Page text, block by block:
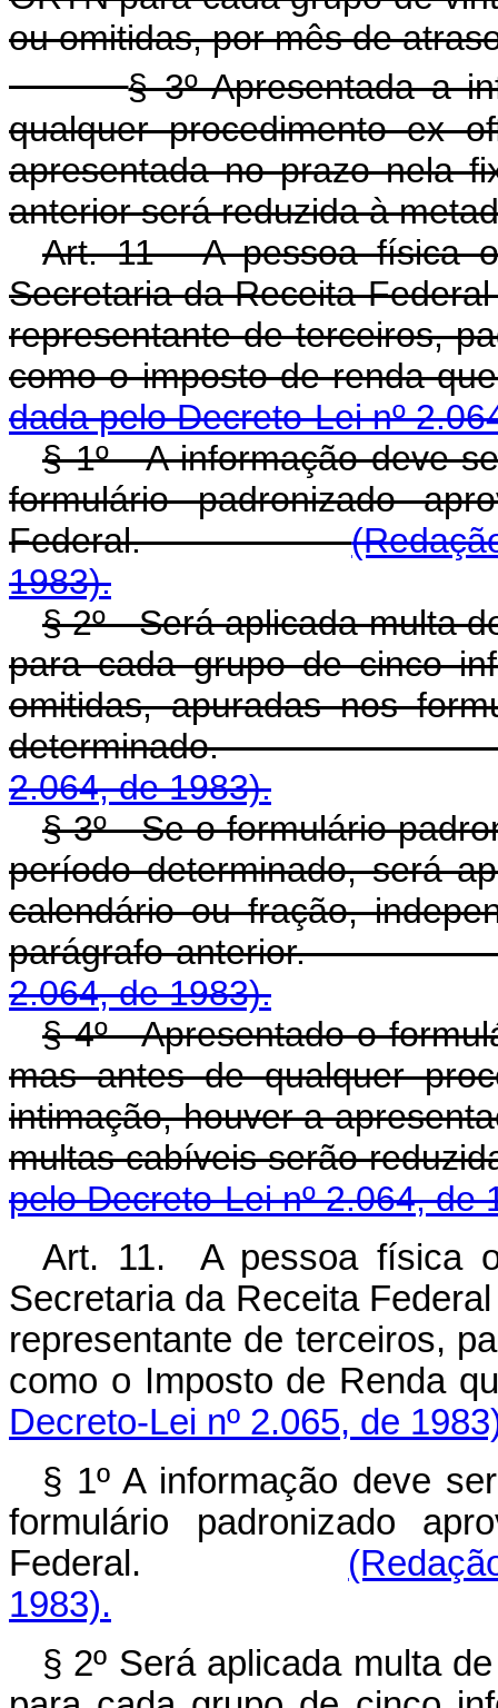
ou omitidas, por mês de
§ 3º Apresentada a
qualquer procedimento ex
apresentada no prazo nela
anterior será reduzida à
Art. 11 - A pessoa física
Secretaria da Receita
representante de terceiros,
como o imposto de
dada pelo Decreto-Lei nº
§ 1º - A informação deve
formulário padronizado
Federal.
1983).
§ 2º - Será aplicada multa
para cada grupo de cinco
omitidas, apuradas nos
2.064, de 1983).
§ 3º - Se o formulário
período determinado, será
calendário ou fração,
parágrafo
2.064, de 1983).
§ 4º - Apresentado o
mas antes de qualquer
intimação, houver a
multas cabíveis
pelo Decreto-Lei nº 2.064, de
Art. 11. A pessoa física
Secretaria da Receita
representante de terceiros,
como o Imposto de Renda
Decreto-Lei nº 2.065, de
§ 1º A informação deve
formulário padronizado
Federal.
1983).
§ 2º Será aplicada multa